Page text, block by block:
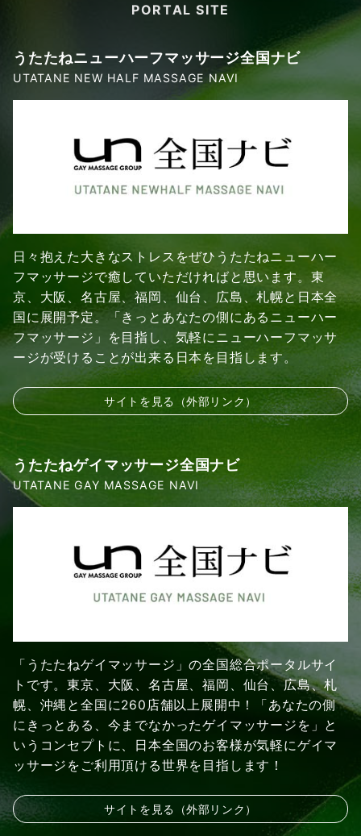
PORTAL SITE
うたたねニューハーフマッサージ全国ナビ
UTATANE NEW HALF MASSAGE NAVI
日々抱えた大きなストレスをぜひうたたねニューハー
フマッサージで癒していただければと思います。東
京、大阪、名古屋、福岡、仙台、広島、札幌と日本全
国に展開予定。「きっとあなたの側にあるニューハー
フマッサージ」を目指し、気軽にニューハーフマッサ
ージが受けることが出来る日本を目指します。
サイトを見る（外部リンク）
うたたねゲイマッサージ全国ナビ
UTATANE GAY MASSAGE NAVI
「うたたねゲイマッサージ」の全国総合ポータルサイ
トです。東京、大阪、名古屋、福岡、仙台、広島、札
幌、沖縄と全国に260店舗以上展開中！「あなたの側
にきっとある、今までなかったゲイマッサージを」と
いうコンセプトに、日本全国のお客様が気軽にゲイマ
ッサージをご利用頂ける世界を目指します！
サイトを見る（外部リンク）